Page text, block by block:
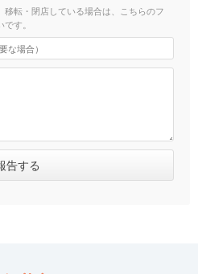
転・閉店している場合は、こちらのフ
す。